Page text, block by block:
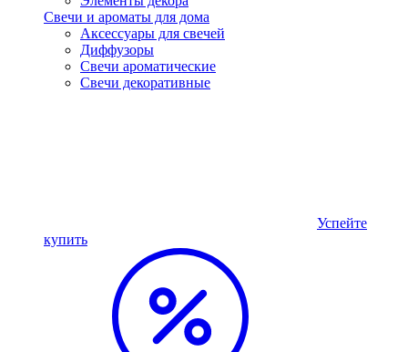
Свечи и ароматы для дома
Аксессуары для свечей
Диффузоры
Свечи ароматические
Свечи декоративные
Успейте
купить